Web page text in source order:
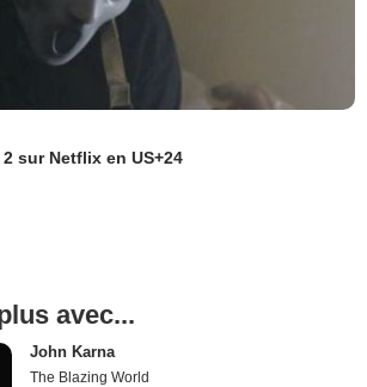
sur Netflix en US+24
avec...
John Karna
The Blazing World